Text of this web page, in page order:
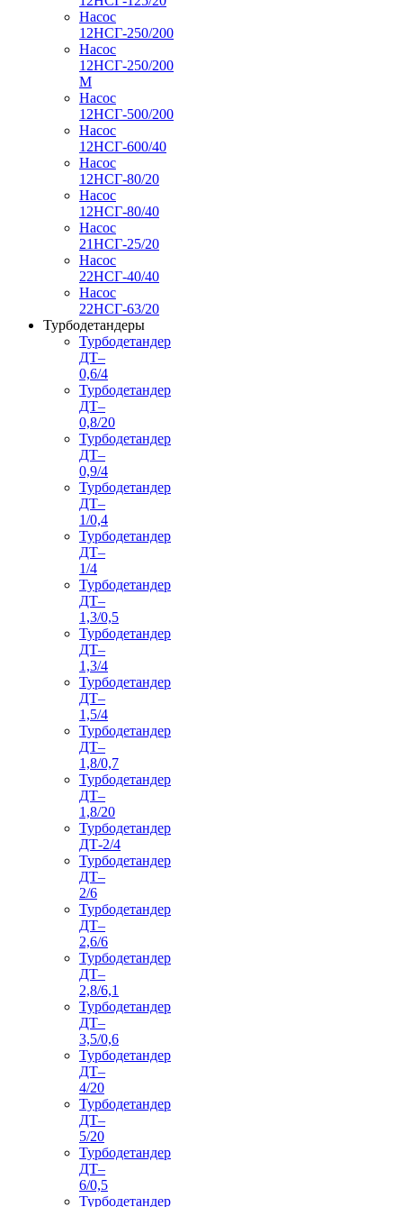
Насос
12НСГ-250/200
Насос
12НСГ-250/200
М
Насос
12НСГ-500/200
Насос
12НСГ-600/40
Насос
12НСГ-80/20
Насос
12НСГ-80/40
Насос
21НСГ-25/20
Насос
22НСГ-40/40
Насос
22НСГ-63/20
Турбодетандеры
Турбодетандер
ДТ–
0,6/4
Турбодетандер
ДТ–
0,8/20
Турбодетандер
ДТ–
0,9/4
Турбодетандер
ДТ–
1/0,4
Турбодетандер
ДТ–
1/4
Турбодетандер
ДТ–
1,3/0,5
Турбодетандер
ДТ–
1,3/4
Турбодетандер
ДТ–
1,5/4
Турбодетандер
ДТ–
1,8/0,7
Турбодетандер
ДТ–
1,8/20
Турбодетандер
ДТ-2/4
Турбодетандер
ДТ–
2/6
Турбодетандер
ДТ–
2,6/6
Турбодетандер
ДТ–
2,8/6,1
Турбодетандер
ДТ–
3,5/0,6
Турбодетандер
ДТ–
4/20
Турбодетандер
ДТ–
5/20
Турбодетандер
ДТ–
6/0,5
Турбодетандер